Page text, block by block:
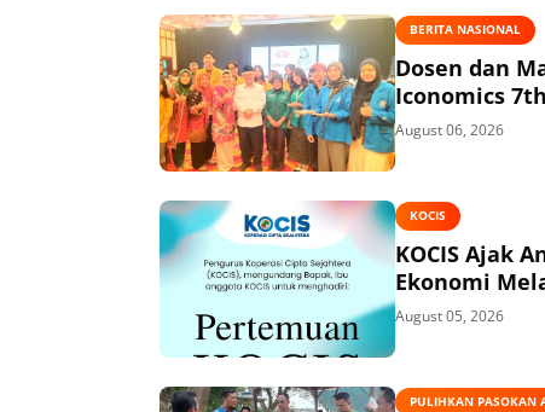
BERITA NASIONAL
Dosen dan
Iconomics
August 06, 2026
KOCIS
KOCIS Ajak
Ekonomi
August 05, 2026
PULIHKAN PASOKAN